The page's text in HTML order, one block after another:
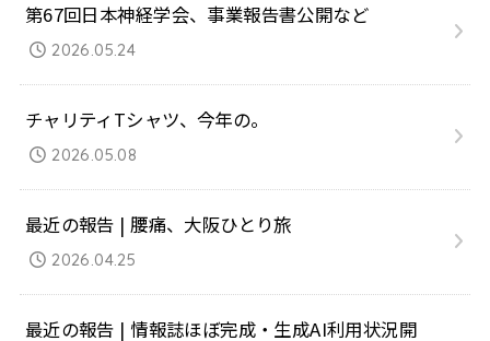
第67回日本神経学会、事業報告書公開など
2026.05.24
チャリティTシャツ、今年の。
2026.05.08
最近の報告 | 腰痛、大阪ひとり旅
2026.04.25
最近の報告 | 情報誌ほぼ完成・生成AI利用状況開